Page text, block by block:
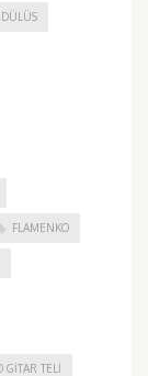
FLAMENKO
GITAR TELI